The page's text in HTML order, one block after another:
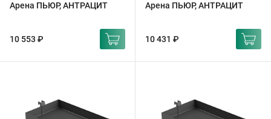
Арена ПЬЮР, АНТРАЦИТ
10 553 ₽
Арена ПЬЮР, АНТРАЦИТ
10 431 ₽